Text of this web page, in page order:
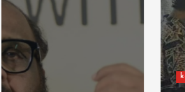
kerala news